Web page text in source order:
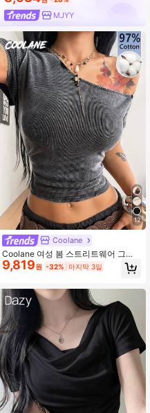
MJYY
12
Coolane
Coolane 여성 봄 스트리트웨어 그런
지 고스 빈티지 Y2K 펑크 그로밋 아일
렛 블랙 비대칭 넥 슬림핏 반팔 티셔츠
9,819원 -32% 마지막 3일